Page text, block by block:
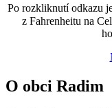
Po rozkliknutí odkazu
z Fahrenheitu na
O obci Radim